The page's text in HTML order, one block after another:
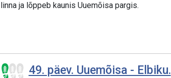
linna ja lõppeb kaunis Uuemõisa pargis.
49. päev. Uuemõisa - Elbiku.